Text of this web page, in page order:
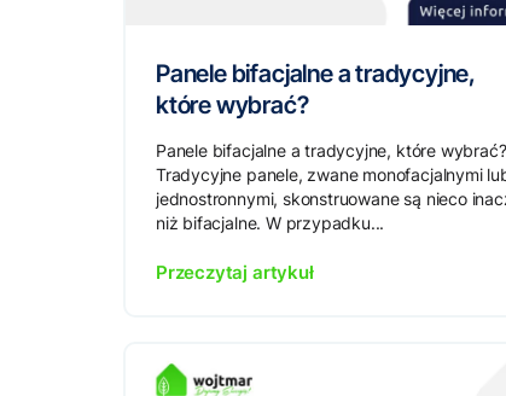
Panele bifacjalne a tradycyjne,
które wybrać?
Panele bifacjalne a tradycyjne, które wybrać?
Tradycyjne panele, zwane monofacjalnymi
jednostronnymi, skonstruowane są nieco
niż bifacjalne. W przypadku...
Przeczytaj artykuł